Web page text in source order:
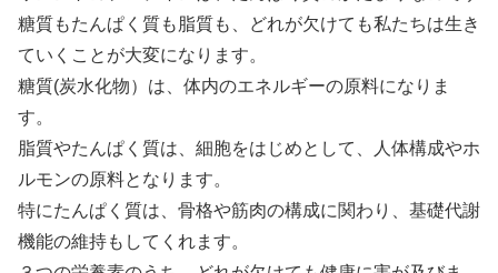
糖質もたんぱく質も脂質も、どれが欠けても私たちは生き
ていくことが大変になります。
糖質(炭水化物）は、体内のエネルギーの原料になりま
す。
脂質やたんぱく質は、細胞をはじめとして、人体構成やホ
ルモンの原料となります。
特にたんぱく質は、骨格や筋肉の構成に関わり、基礎代謝
機能の維持もしてくれます。